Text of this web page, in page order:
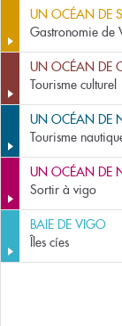
UN OCÉAN DE
Gastronomie de
UN OCÉAN DE
Tourisme culturel
UN OCÉAN DE
Tourisme
UN OCÉAN DE
Sortir à vigo
BAIE DE VIGO
Îles cíes